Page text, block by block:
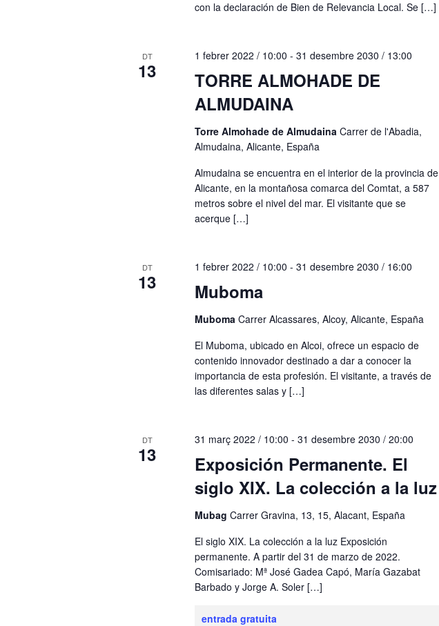
con la declaración de Bien de Relevancia Local. Se […]
DT
13
TORRE ALMOHADE DE
ALMUDAINA
1 febrer 2022 / 10:00 -31 desembre 2030 / 13:00
Torre Almohade de AlmudainaCarrer de l'Abadia,
Almudaina, Alicante, España
Almudaina se encuentra en el interior de la provincia de
Alicante, en la montañosa comarca del Comtat, a 587
metros sobre el nivel del mar. El visitante que se
acerque […]
DT
13 Muboma
1 febrer 2022 / 10:00 -31 desembre 2030 / 16:00
MubomaCarrer Alcassares, Alcoy, Alicante, España
El Muboma, ubicado en Alcoi, ofrece un espacio de
contenido innovador destinado a dar a conocer la
importancia de esta profesión. El visitante, a través de
las diferentes salas y […]
DT
13
Exposición Permanente. El
siglo XIX. La colección a la luz
31 març 2022 / 10:00 -31 desembre 2030 / 20:00
MubagCarrer Gravina, 13, 15, Alacant, España
El siglo XIX. La colección a la luz Exposición
permanente. A partir del 31 de marzo de 2022.
Comisariado: Mª José Gadea Capó, María Gazabat
Barbado y Jorge A. Soler […]
entrada gratuita